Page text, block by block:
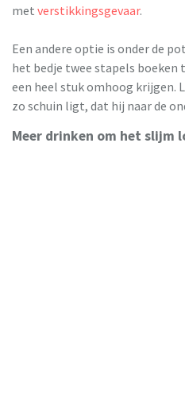
met verstikkingsgevaar.
Een andere optie is onder de
het bedje twee stapels boeken
een heel stuk omhoog krijgen.
zo schuin ligt, dat hij naar de
Meer drinken om het slijm